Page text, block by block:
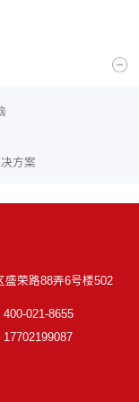
方案
盛荣路88弄6号楼502
021-8655